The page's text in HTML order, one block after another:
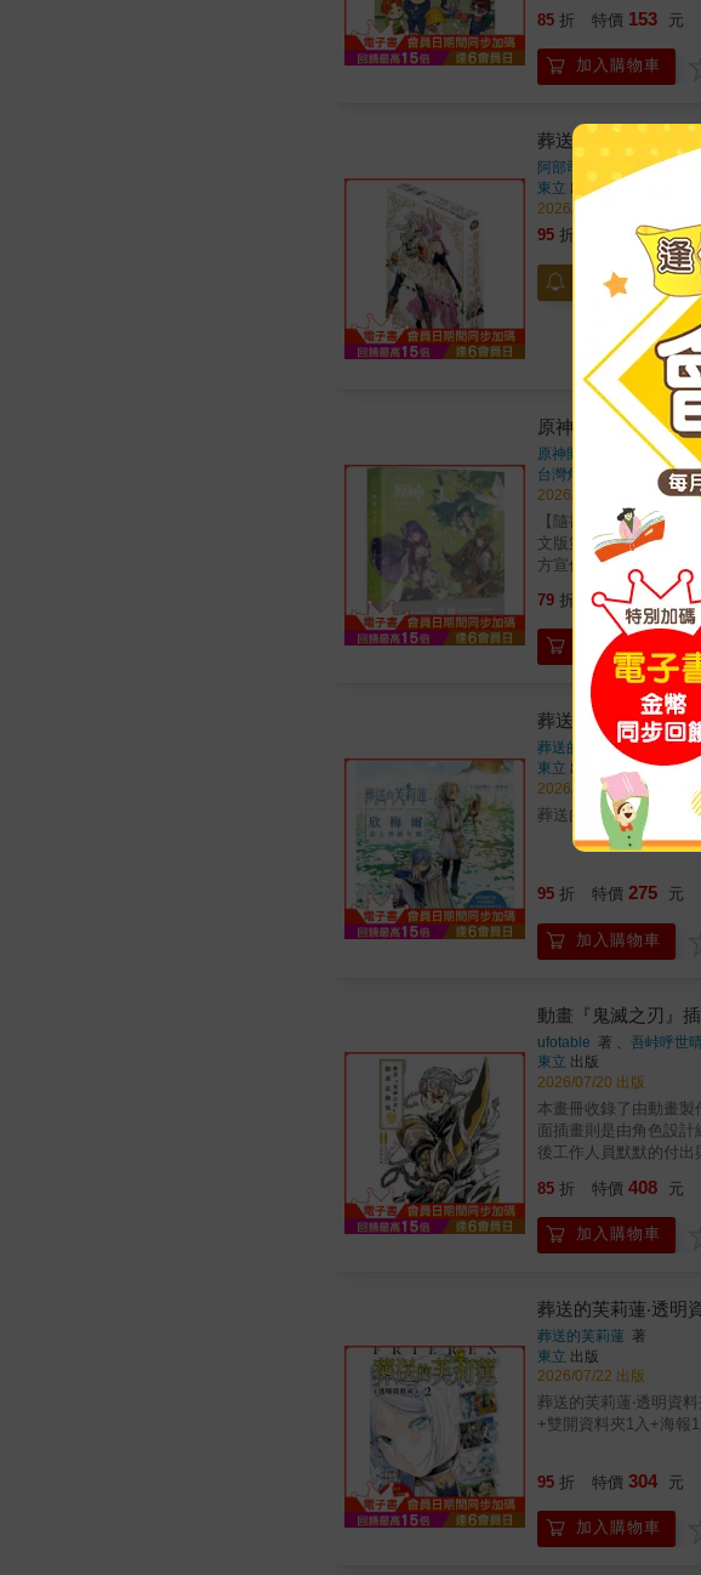
85 折 特價 153 元
加入購物車
葬送的芙莉蓮 人狼
阿部司 山田鐘人
東立 出版
2026/07/16 出版
95 折 712 元
貨到通知
原神插畫集 Vol.3
原神開發團隊
台灣角川
2026/07/23 出版
【隨書附贈】 溫迪、
文版第三輯，收錄3.0
方宣傳圖、怪物圖鑑
Rights Reserved.
79 折 特價 750
加入購物車
葬送的芙莉蓮‧欣梅
葬送的芙莉蓮 著
東立 出版
2026/07/16 出版
95 折 特價 275 元
加入購物車
動畫『鬼滅之刃』
ufotable 著 、吾峠呼世晴
東立 出版
2026/07/20 出版
本畫冊收錄了由動畫
面插畫則是由角色設
後工作人員默默的付出
85 折 特價 408 元
加入購物車
葬送的芙莉蓮‧透明
葬送的芙莉蓮 著
東立 出版
2026/07/22 出版
葬送的芙莉蓮‧透明資
+雙開資料夾1入+海報1
95 折 特價 304 元
加入購物車